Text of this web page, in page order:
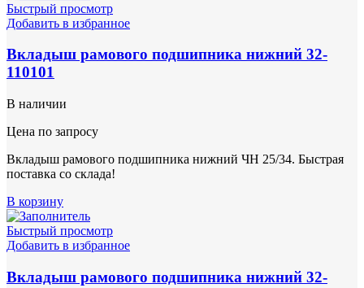
Быстрый просмотр
Добавить в избранное
Вкладыш рамового подшипника нижний 32-
110101
В наличии
Цена по запросу
Вкладыш рамового подшипника нижний ЧН 25/34. Быстрая
поставка со склада!
В корзину
Быстрый просмотр
Добавить в избранное
Вкладыш рамового подшипника нижний 32-